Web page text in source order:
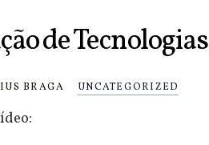
BRAGA UNCATEGORIZED
de Tecnologias